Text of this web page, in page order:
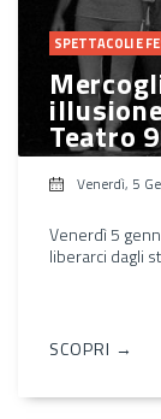
SPETTACOLI E
Teatro
Venerdì, 5
Venerdì 5
liberarci dagli
SCOPRI →